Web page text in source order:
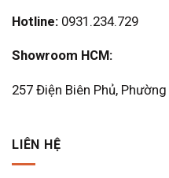
Hotline: 0931.234.729
Showroom HCM:
257 Điện Biên Phủ,
LIÊN HỆ